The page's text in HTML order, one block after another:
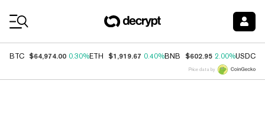
BTC $64,974.00 0.30%ETH $1,919.67 0.40%BNB $602.95 2.00%USDC
Price data by